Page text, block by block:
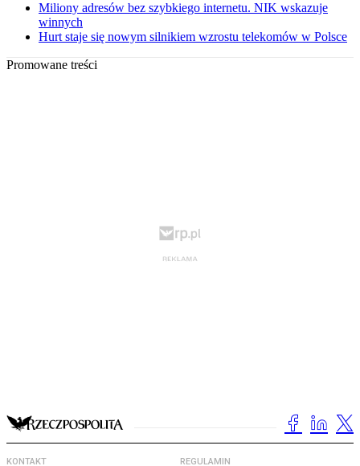
Miliony adresów bez szybkiego internetu. NIK wskazuje
winnych
Hurt staje się nowym silnikiem wzrostu telekomów w Polsce
Promowane treści
KONTAKT REGULAMIN